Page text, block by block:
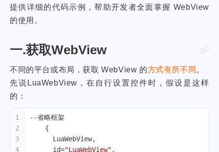
提供详细的代码示例，帮助开发者全面掌握 WebView
的使用。
一.获取WebView
不同的平台或布局，获取 WebView 的方式有所不同 。
先说LuaWebView，在自行设置控件时，假设是这样
的：
1
2
3
4
--省略框架
    {
      LuaWebView,
      id=
"LuaWebView" ,